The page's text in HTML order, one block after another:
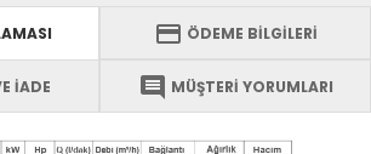
credit_card ÖDEME BİLGİLERİ
İADE comment MÜŞTERİ YORUMLARI